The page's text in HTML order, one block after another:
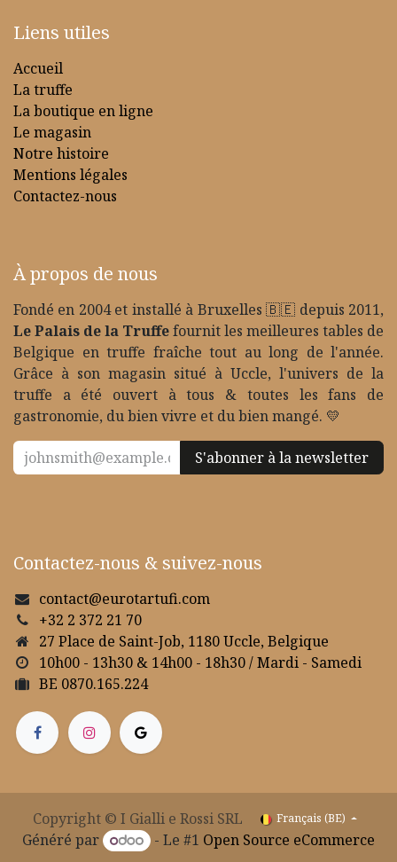
Liens utiles
Accueil
La truffe
La boutique en ligne
Le magasin
Notre histoire
Mentions légales
Contactez-nous
À propos de nous
Fondé en 2004 et installé à Bruxelles 🇧🇪 depuis 2011,
Le Palais de la Truffefournit les meilleures tables de
Belgique en truffe fraîche tout au long de l'année.
Grâce à son magasin situé à Uccle, l'univers de la
truffe a été ouvert à tous & toutes les fans de
gastronomie, du bien vivre et du bien mangé. 💛
S'abonner à la newsletter
Contactez-nous & suivez-nous
contact@eurotartufi.com
+32 2 372 21 70
27 Place de Saint-Job, 1180 Uccle, Belgique
10h00 - 13h30 & 14h00 - 18h30 / Mardi - Samedi
BE 0870.165.224
Copyright © I Gialli e Rossi SRL Français (BE)
Généré par - Le #1 Open Source eCommerce